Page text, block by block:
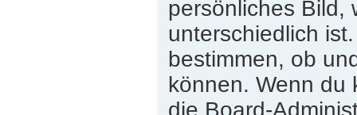
persönliches Bild,
unterschiedlich
bestimmen, ob
können. Wenn du
die Board-